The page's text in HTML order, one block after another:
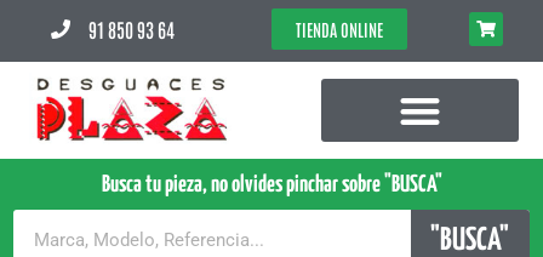
91 850 93 64 TIENDA ONLINE
Busca tu pieza, no olvides pinchar sobre "BUSCA"
"BUSCA"